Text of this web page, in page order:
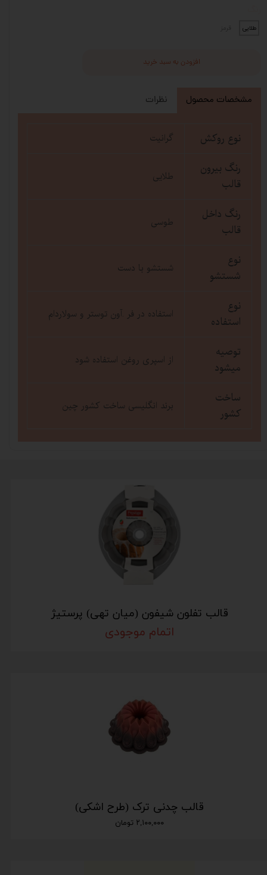
طلایی
افزودن به سبد خرید
مشخصات محصول نظرات
نوع روکش گرانیت
رنگ بیرون
قالب
طلایی
رنگ داخل
قالب
طوسی
نوع
شستشو
شستشو با دست
نوع
استفاده
استفاده در فر .آون توستر و سولاردام
توصیه
میشود
از اسپری روغن استفاده شود
ساخت
کشور
برند انگلیسی ساخت کشور چین
قالب تفلون شیفون (میان تهی) پرستیژ
اتمام موجودی
قالب چدنی ترک (طرح اشکی)
۲,۱۰۰,۰۰۰ تومان